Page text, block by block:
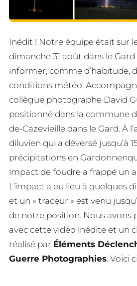
Inédit ! Notre équipe était sur
dimanche 31 août dans le
informer, comme d’habitude,
conditions météo.
collègue photographe David
positionné dans la commune
de-Cazevieille dans le Gard. À
diluvien qui a déversé jusqu’à
précipitations en
impact de foudre a frappé un
L’impact a eu lieu à quelques
et un « traceur » est venu
de notre position. Nous avons
avec cette vidéo inédite et un
réalisé par Éléments
Guerre Photographies. Voici